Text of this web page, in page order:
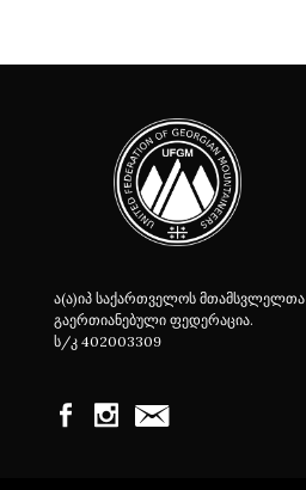
ა(ა)იპ საქართველოს მთამსვლელთა
გაერთიანებული ფედერაცია.
ს/კ 402003309